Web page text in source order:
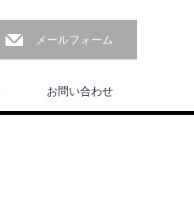
メールフォーム
お問い合わせ